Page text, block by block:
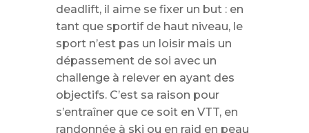
deadlift, il aime se fixer un but : en
tant que sportif de haut niveau, le
sport n’est pas un loisir mais un
dépassement de soi avec un
challenge à relever en ayant des
objectifs. C’est sa raison pour
s’entraîner que ce soit en VTT, en
randonnée à ski ou en raid en peau